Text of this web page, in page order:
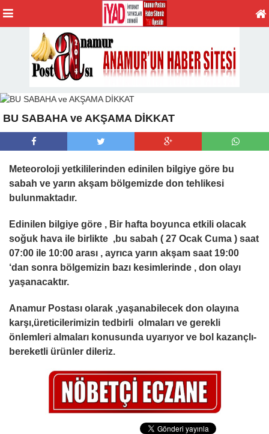
BU SABAHA ve AKŞAMA DİKKAT
Meteoroloji yetkililerinden edinilen bilgiye göre bu
sabah ve yarın akşam bölgemizde don tehlikesi
bulunmaktadır.
Edinilen bilgiye göre , Bir hafta boyunca etkili olacak
soğuk hava ile birlikte ,bu sabah ( 27 Ocak Cuma ) saat
07:00 ile 10:00 arası , ayrıca yarın akşam saat 19:00
‘dan sonra bölgemizin bazı kesimlerinde , don olayı
yaşanacaktır.
Anamur Postası olarak ,yaşanabilecek don olayına
karşı,üreticilerimizin tedbirli olmaları ve gerekli
önlemleri almaları konusunda uyarıyor ve bol kazançlı-
bereketli ürünler dileriz.